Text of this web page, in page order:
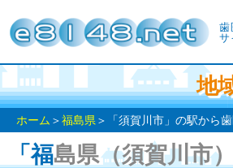
歯
サ
地
ホーム ＞福島県 ＞「須賀川市」の駅から
「福島県（須賀川